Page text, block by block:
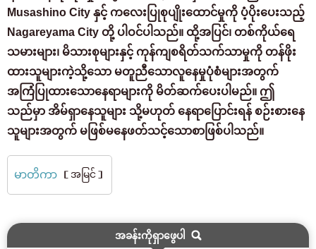
Musashino City နှင့် ကလေးပြုစုပျိုးထောင်မှုကို ပံ့ပိုးပေးသည့်
Nagareyama City တို့ ပါဝင်ပါသည်။ ထို့အပြင်၊ တစ်ကိုယ်ရေ
သမားများ၊ မိသားစုများနှင့် ကုန်ကျစရိတ်သက်သာမှုကို တန်ဖိုး
ထားသူများကဲ့သို့သော မတူညီသောလူနေမှုပုံစံများအတွက်
အကြံပြုထားသောနေရာများကို မိတ်ဆက်ပေးပါမည်။ ဤ
သည်မှာ အိမ်ရှာနေသူများ သို့မဟုတ် နေရာပြောင်းရန် စဉ်းစားနေ
သူများအတွက် မဖြစ်မနေဖတ်သင့်သောစာဖြစ်ပါသည်။
မာတိကာ ［အမြင်］
အခန်းကိုရှာဖွေပါ